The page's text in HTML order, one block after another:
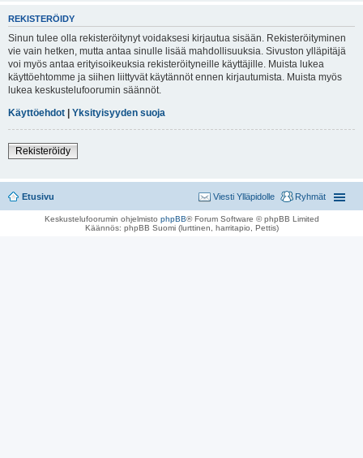
REKISTERÖIDY
Sinun tulee olla rekisteröitynyt voidaksesi kirjautua sisään. Rekisteröityminen
vie vain hetken, mutta antaa sinulle lisää mahdollisuuksia. Sivuston ylläpitäjä
voi myös antaa erityisoikeuksia rekisteröityneille käyttäjille. Muista lukea
käyttöehtomme ja siihen liittyvät käytännöt ennen kirjautumista. Muista myös
lukea keskustelufoorumin säännöt.
Käyttöehdot | Yksityisyyden suoja
Rekisteröidy
Etusivu Ryhmät
Viesti Ylläpidolle
Keskustelufoorumin ohjelmisto phpBB® Forum Software © phpBB Limited
Käännös: phpBB Suomi (lurttinen, harritapio, Pettis)